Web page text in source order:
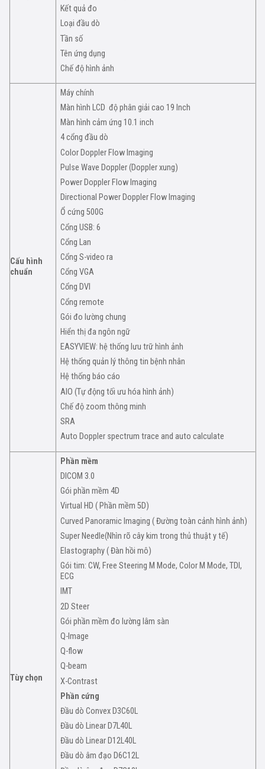
Kết quả đo
Loại đầu dò
Tần số
Tên ứng dụng
Chế độ hình ảnh
Cấu hình
chuẩn
Máy chính
Màn hình LCD độ phân giải cao 19 Inch
Màn hình cảm ứng 10.1 inch
4 cổng đầu dò
Color Doppler Flow Imaging
Pulse Wave Doppler (Doppler xung)
Power Doppler Flow Imaging
Directional Power Doppler Flow Imaging
Ổ cứng 500G
Cổng USB: 6
Cổng Lan
Cổng S-video ra
Cổng VGA
Cổng DVI
Cổng remote
Gói đo lường chung
Hiển thị đa ngôn ngữ
EASYVIEW: hệ thống lưu trữ hình ảnh
Hệ thống quản lý thông tin bệnh nhân
Hệ thống báo cáo
AIO (Tự động tối ưu hóa hình ảnh)
Chế độ zoom thông minh
SRA
Auto Doppler spectrum trace and auto calculate
Tùy chọn
Phần mềm
DICOM 3.0
Gói phần mềm 4D
Virtual HD ( Phần mềm 5D)
Curved Panoramic Imaging ( Đường toàn cảnh hình ảnh)
Super Needle(Nhìn rõ cây kim trong thủ thuật y tế)
Elastography ( Đàn hồi mô)
Gói tim: CW, Free Steering M Mode, Color M Mode, TDI,
ECG
IMT
2D Steer
Gói phần mềm đo lường lâm sàn
Q-Image
Q-flow
Q-beam
X-Contrast
Phần cứng
Đầu dò Convex D3C60L
Đầu dò Linear D7L40L
Đầu dò Linear D12L40L
Đầu dò âm đạo D6C12L